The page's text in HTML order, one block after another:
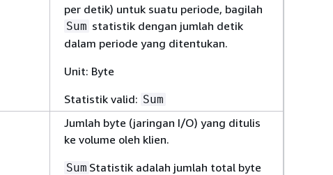
per detik) untuk suatu periode, bagilah
Sum statistik dengan jumlah detik
dalam periode yang ditentukan.
Unit: Byte
Statistik valid: Sum
Jumlah byte (jaringan I/O) yang ditulis
ke volume oleh klien.
Sum Statistik adalah jumlah total byte